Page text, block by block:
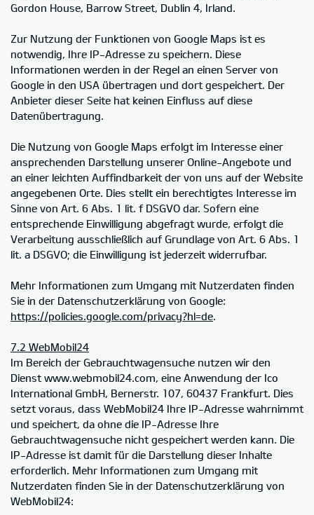
Gordon House, Barrow Street, Dublin 4, Irland.
Zur Nutzung der Funktionen von Google Maps ist es
notwendig, Ihre IP-Adresse zu speichern. Diese
Informationen werden in der Regel an einen Server von
Google in den USA übertragen und dort gespeichert. Der
Anbieter dieser Seite hat keinen Einfluss auf diese
Datenübertragung.
Die Nutzung von Google Maps erfolgt im Interesse einer
ansprechenden Darstellung unserer Online-Angebote und
an einer leichten Auffindbarkeit der von uns auf der Website
angegebenen Orte. Dies stellt ein berechtigtes Interesse im
Sinne von Art. 6 Abs. 1 lit. f DSGVO dar. Sofern eine
entsprechende Einwilligung abgefragt wurde, erfolgt die
Verarbeitung ausschließlich auf Grundlage von Art. 6 Abs. 1
lit. a DSGVO; die Einwilligung ist jederzeit widerrufbar.
Mehr Informationen zum Umgang mit Nutzerdaten finden
Sie in der Datenschutzerklärung von Google:
https://policies.google.com/privacy?hl=de
7.2 WebMobil24
Im Bereich der Gebrauchtwagensuche nutzen wir den
Dienst www.webmobil24.com, eine Anwendung der Ico
International GmbH, Bernerstr. 107, 60437 Frankfurt. Dies
setzt voraus, dass WebMobil24 Ihre IP-Adresse wahrnimmt
und speichert, da ohne die IP-Adresse Ihre
Gebrauchtwagensuche nicht gespeichert werden kann. Die
IP-Adresse ist damit für die Darstellung dieser Inhalte
erforderlich. Mehr Informationen zum Umgang mit
Nutzerdaten finden Sie in der Datenschutzerklärung von
WebMobil24: